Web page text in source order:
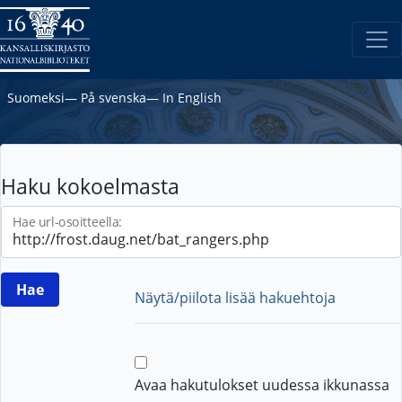
Suomeksi― På svenska― In English
Haku kokoelmasta
Hae url-osoitteella:
Näytä/piilota lisää hakuehtoja
Avaa hakutulokset uudessa ikkunassa